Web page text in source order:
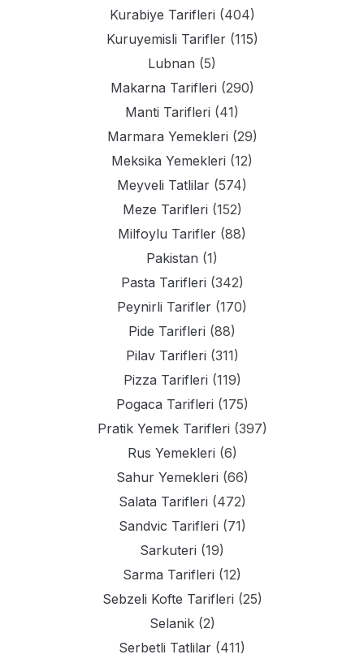
Kurabiye Tarifleri (404)
Kuruyemisli Tarifler(115)
Lubnan (5)
Makarna Tarifleri (290)
Manti Tarifleri (41)
Marmara Yemekleri (29)
Meksika Yemekleri (12)
Meyveli Tatlilar (574)
Meze Tarifleri (152)
Milfoylu Tarifler (88)
Pakistan (1)
Pasta Tarifleri (342)
Peynirli Tarifler (170)
Pide Tarifleri (88)
Pilav Tarifleri (311)
Pizza Tarifleri (119)
Pogaca Tarifleri (175)
Pratik Yemek Tarifleri (397)
Rus Yemekleri (6)
Sahur Yemekleri (66)
Salata Tarifleri (472)
Sandvic Tarifleri (71)
Sarkuteri (19)
Sarma Tarifleri (12)
Sebzeli Kofte Tarifleri (25)
Selanik(2)
Serbetli Tatlilar (411)